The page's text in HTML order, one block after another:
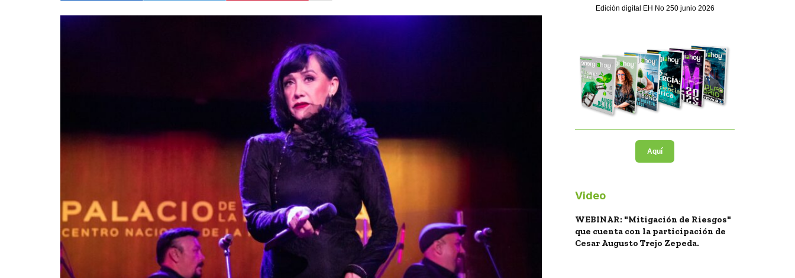
Edición digital EH No 250 junio 2026
Aquí
Video
WEBINAR: "Mitigación de Riesgos"
que cuenta con la participación de
Cesar Augusto Trejo Zepeda.